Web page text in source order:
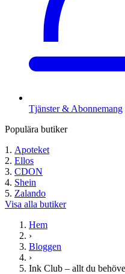
Tjänster & Abonnemang
Populära butiker
Apoteket
Ellos
CDON
Shein
Zalando
Visa alla butiker
Hem
›
Bloggen
›
Ink Club – allt du